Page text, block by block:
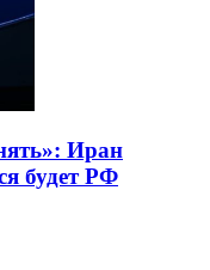
Иран
будет РФ